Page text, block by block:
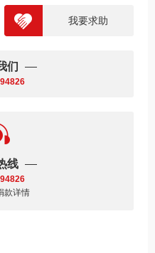
我要求助
们
线
款详情